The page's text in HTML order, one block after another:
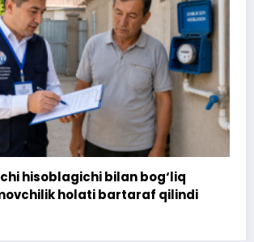
bilan bog‘liq
holati bartaraf qilindi